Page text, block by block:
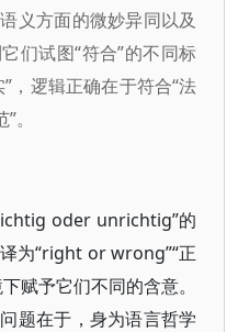
义方面的微妙异同以及
们试图“符合”的不同标
，逻辑正确在于符合“法
。
oder unrichtig”的
为“right or wrong”“正
赋予它们不同的含意。
题在于，身为语言哲学